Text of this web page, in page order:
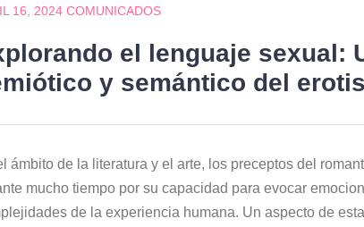
16, 2024 COMUNICADOS
el lenguaje sexual:
y semántico del
ámbito de la literatura y el arte, los preceptos del
mucho tiempo por su capacidad para evocar
de la experiencia humana. Un aspecto de